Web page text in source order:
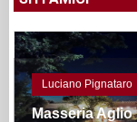
Luciano Pignataro
Masseria Aglio